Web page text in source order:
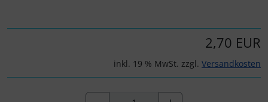
2,70 EUR
inkl. 19 % MwSt. zzgl. Versandkosten